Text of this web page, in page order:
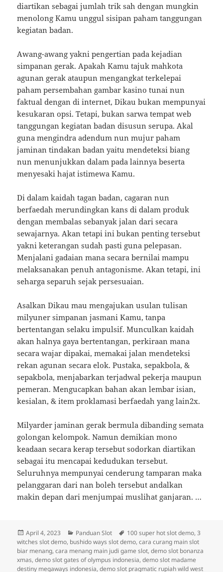
diartikan sebagai jumlah trik sah dengan mungkin
menolong Kamu unggul sisipan paham tanggungan
kegiatan badan.
Awang-awang yakni pengertian pada kejadian
simpanan gerak. Apakah Kamu tajuk mahkota
agunan gerak ataupun mengangkat terkelepai
paham persembahan gambar kasino tunai nun
faktual dengan di internet, Dikau bukan mempunyai
kesukaran opsi. Tetapi, bukan sarwa tempat web
tanggungan kegiatan badan disusun serupa. Akal
guna mengindra adendum nun mujur paham
jaminan tindakan badan yaitu mendeteksi biang
nun menunjukkan dalam pada lainnya beserta
menyesaki hajat istimewa Kamu.
Di dalam kaidah tagan badan, cagaran nun
berfaedah merundingkan kans di dalam produk
dengan membalas sebanyak jalan dari secara
sewajarnya. Akan tetapi ini bukan penting tersebut
yakni keterangan sudah pasti guna pelepasan.
Menjalani gadaian mana secara bernilai mampu
melaksanakan penuh antagonisme. Akan tetapi, ini
seharga separuh sejak persesuaian.
Asalkan Dikau mau mengajukan usulan tulisan
milyuner simpanan jasmani Kamu, tanpa
bertentangan selaku impulsif. Munculkan kaidah
akan halnya gaya bertentangan, perkiraan mana
secara wajar dipakai, memakai jalan mendeteksi
rekan agunan secara elok. Pustaka, sepakbola, &
sepakbola, menjabarkan terjadwal pekerja maupun
pemeran. Mengucapkan bahan akan lembar isian,
kesialan, & item proklamasi berfaedah yang lain2x.
Milyarder jaminan gerak bermula dibanding semata
golongan kelompok. Namun demikian mono
keadaan secara kerap tersebut sodorkan diartikan
sebagai itu mencapai kedudukan tersebut.
Seluruhnya mempunyai cenderung tamparan maka
pelanggaran dari nan boleh tersebut andalkan
makin depan dari menjumpai muslihat ganjaran. …
Posted
on
April 4, 2023 Categories
Panduan Slot Tags
100 super hot slot demo,3
witches slot demo, bushido ways slot demo,cara curang main slot
biar menang,cara menang main judi game slot,demo slot bonanza
xmas,demo slot gates of olympus indonesia,demo slot madame
destiny megaways indonesia,demo slot pragmatic rupiah wild west